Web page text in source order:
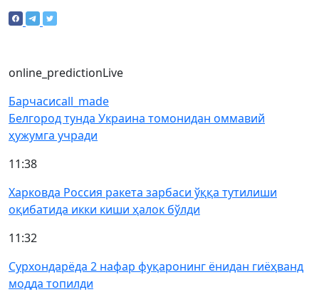
online_predictionLive
Барчасиcall_made
Белгород тунда Украина томонидан оммавий
ҳужумга учради
11:38
Харковда Россия ракета зарбаси ўққа тутилиши
оқибатида икки киши ҳалок бўлди
11:32
Сурхондарёда 2 нафар фуқаронинг ёнидан гиёҳванд
модда топилди